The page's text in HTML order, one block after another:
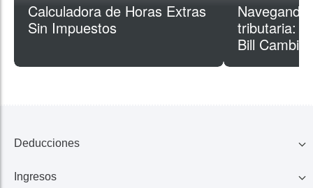
Calculadora de Horas Extras
Sin Impuestos
tributaria:
Bill
Deducciones
Familia
Ingresos